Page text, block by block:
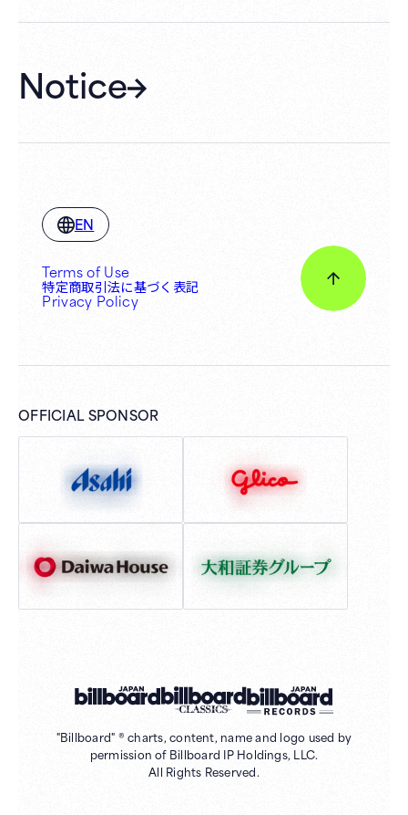
Notice
EN
Terms of Use
特定商取引法に基づく表記
Privacy Policy
OFFICIAL SPONSOR
"Billboard" ® charts, content, name and logo used by
permission of Billboard IP Holdings, LLC.
All Rights Reserved.